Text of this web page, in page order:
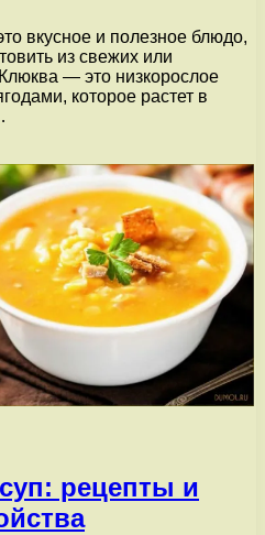
вкусное и полезное блюдо,
из свежих или
— это низкорослое
которое растет в
рецепты и